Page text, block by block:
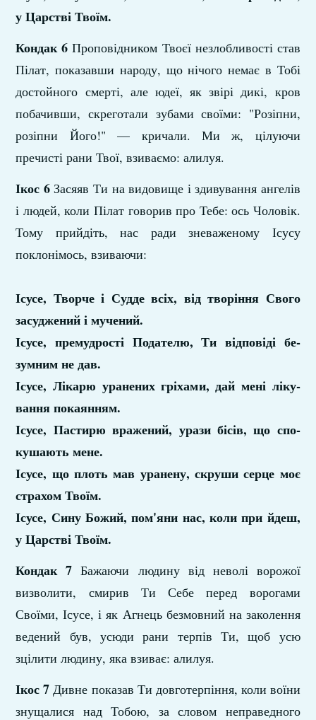
у Царстві Твоїм.
Кондак 6 Проповідником Твоєї незлобливості став
Пілат, показавши народу, що нічого немає в Тобі
до­стойного смерті, але юдеї, як звірі дикі, кров
побачивши, скреготали зубами своїми: "Розіп­ни,
розіпни Його!" — кричали. Ми ж, цілуючи
пречисті рани Твої, взиваємо: алилуя.
Ікос 6Засяяв Ти на видовище і здивування ангелів
і людей, коли Пілат говорив про Тебе: ось Чо­ловік.
Тому прийдіть, нас ради зневаженому Ісусу
поклонімось, взиваючи:
Ісусе, Творче і Судде всіх, від творіння Свого
засуджений і мучений.
Ісусе, премудрості Подателю, Ти відповіді бе­
зумним не дав.
Ісусе, Лікарю уранених гріхами, дай мені ліку­
вання покаянням.
Ісусе, Пастирю вражений, урази бісів, що спо­
кушають мене.
Ісусе, що плоть мав уранену, скруши серце моє
страхом Твоїм.
Ісусе, Сину Божий, пом'яни нас, коли при­ йдеш,
у Царстві Твоїм.
Кондак 7 Бажаючи людину від неволі ворожої
визволи­ти, смирив Ти Себе перед ворогами
Своїми, Ісусе, і як Агнець безмовний на заколення
ведений був, усюди рани терпів Ти, щоб усю
зцілити людину, яка взиває: алилуя.
Ікос 7 Дивне показав Ти довготерпіння, коли воїни
знущалися над Тобою, за словом неправедного